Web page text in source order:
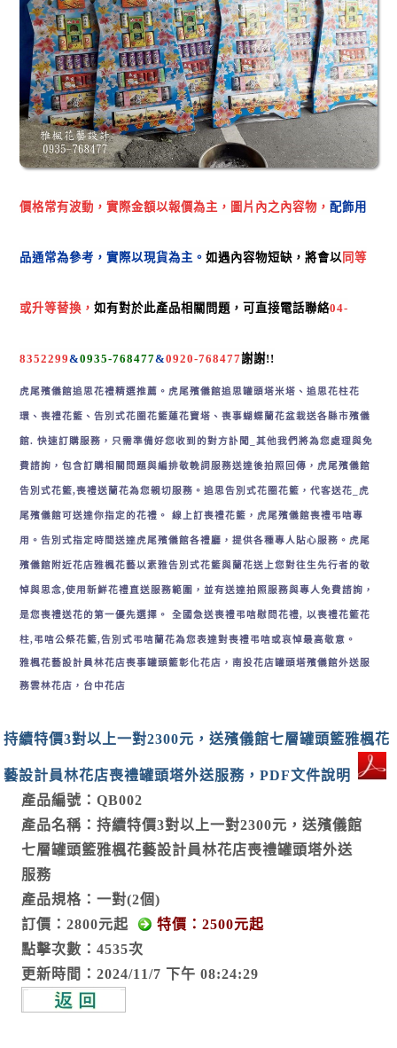
價格常有波動，實際金額以報價為主， 圖片內之內容物，配飾用
品通常為參考，實際以現貨為主。如遇內容物短缺，將會以 同等
或升等替換，如有對於此產品相關 問題，可直接電話聯絡04-
8352299&0935-768477&0920-768477謝謝! !
虎尾殯儀館追思花禮精選推薦。 虎尾殯儀館追思罐頭塔米塔、追思花柱花
環、喪禮花籃、告別式花圈花籃蓮花寶塔、喪事蝴蝶蘭花盆栽送各縣市殯儀
館. 快速訂購服務，只需準備好您收到的對方訃聞_其他我們將為您處理與免
費諮詢，包含訂購相關問題與編排敬輓詞服務送達後拍照回傳， 虎尾殯儀館
告別式花籃,喪禮送蘭花為您親切服務。追思告別式花圈花籃，代客送花_ 虎
尾殯儀館可送達你指定的花禮。 線上訂喪禮花籃， 虎尾殯儀館喪禮弔唁專
用。告別式指定時間送達虎尾殯儀館各禮廳，提供各種專人貼心服務。 虎尾
殯儀館附近花店雅楓花藝以素雅告別式花籃與蘭花送上您對往生先行者的敬
悼與思念,使用新鮮花禮直送服務範圍，並有送達拍照服務與專人免費諮詢，
是您喪禮送花的第一優先選擇。 全國急送喪禮弔唁慰問花禮, 以喪禮花籃花
柱,弔唁公祭花籃,告別式弔唁蘭花為您表達對喪禮弔唁或哀悼最高敬意。
雅楓花藝設計員林花店喪事罐頭籃彰化花店，南投花店罐頭塔殯儀館外送服
務雲林花店，台中花店
持續特價3對以上一對2300元，送殯儀館七層罐頭籃雅楓花
藝設計員林花店喪禮罐頭塔外送服務，PDF文件說明
產品編號：QB002
產品名稱：持續特價3對以上一對2300元，送殯儀館
七層罐頭籃雅楓花藝設計員林花店喪禮罐頭塔外送
服務
產品規格：一對(2個)
訂價：2800元起
特價：2500元起
點擊次數：4535次
更新時間：2024/11/7 下午 08:24:29